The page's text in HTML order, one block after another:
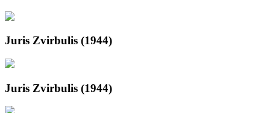
Juris Zvirbulis (1944)
Juris Zvirbulis (1944)